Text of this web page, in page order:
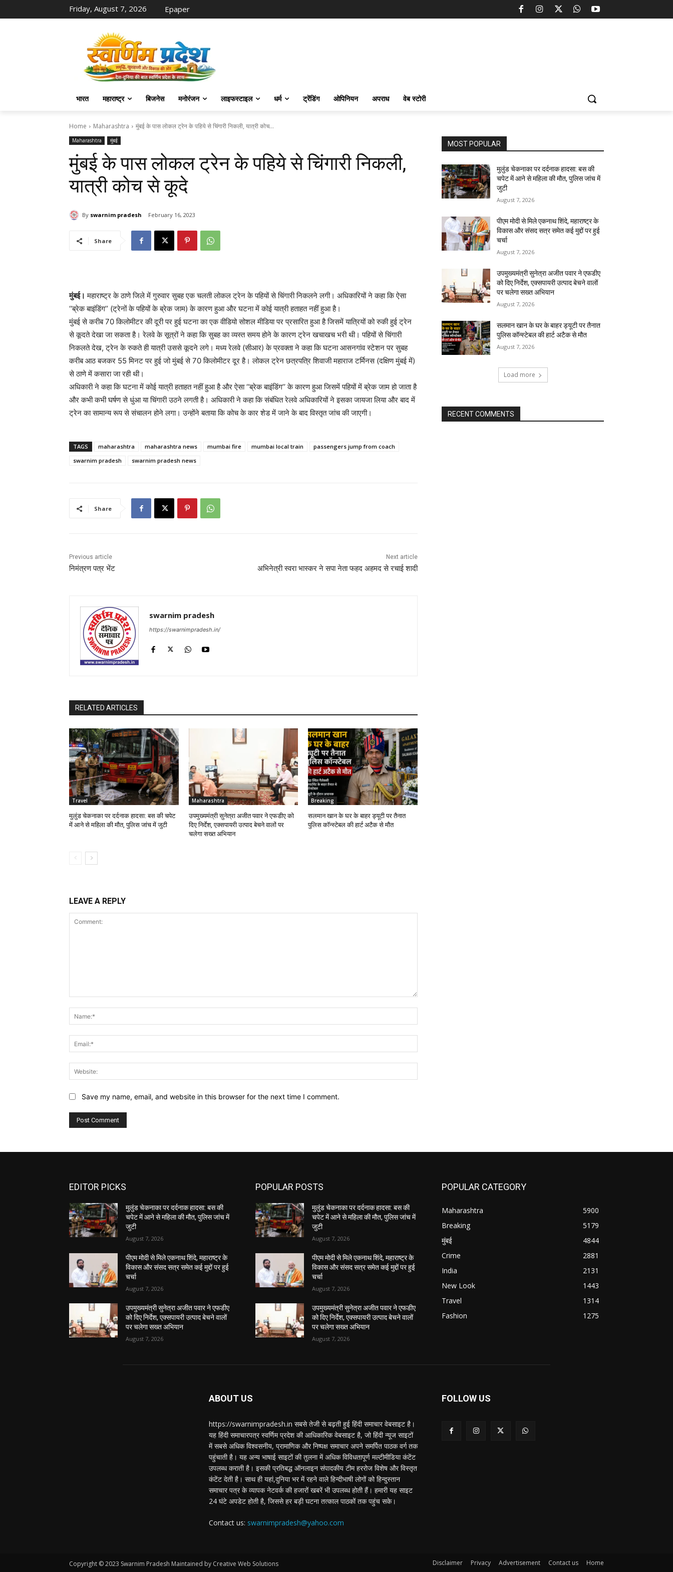
Friday, August 7, 2026 Epaper
भारत महाराष्ट्र बिजनेस मनोरंजन लाइफस्‍टाइल धर्म ट्रेंडिंग ओपिनियन अपराध वेब स्टोरी
Home Maharashtra मुंबई के पास लोकल ट्रेन के पहिये से चिंगारी निकली, यात्री कोच...
Maharashtra मुंबई
मुंबई के पास लोकल ट्रेन के पहिये से चिंगारी निकली,
यात्री कोच से कूदे
By swarnim pradesh February 16, 2023
Share
मुंबई। महाराष्ट्र के ठाणे जिले में गुरुवार सुबह एक चलती लोकल ट्रेन के पहियों से चिंगारी निकलने लगी। अधिकारियों ने कहा कि ऐसा
‘‘ब्रेक बाइंडिंग’’ (ट्रेनों के पहियों के ब्रेक जाम) के कारण हुआ और घटना में कोई यात्री हताहत नहीं हुआ है।
मुंबई से करीब 70 किलोमीटर की दूरी पर हुई घटना का एक वीडियो सोशल मीडिया पर प्रसारित हुआ है जिसमें यात्रियों को रुकी हुई ट्रेन
से कूदते देखा जा सकता है। रेलवे के सूत्रों ने कहा कि सुबह का व्यस्त समय होने के कारण ट्रेन खचाखच भरी थी। पहियों से चिंगारी
निकलते देख, ट्रेन के रुकते ही यात्री उससे कूदने लगे। मध्य रेलवे (सीआर) के प्रवक्ता ने कहा कि घटना आसनगांव स्टेशन पर सुबह
करीब आठ बजकर 55 मिनट पर हुई जो मुंबई से 70 किलोमीटर दूर है। लोकल ट्रेन छत्रपत्रि शिवाजी महाराज टर्मिनस (दक्षिण मुंबई में)
से ठाणे में कसारा जा रही थी।
अधिकारी ने कहा कि घटना में कोई यात्री हताहत नहीं हुआ है और ऐसा ‘‘ब्रेक बाइंडिंग’’ के कारण हुआ जिसमें पहियों में ब्रेक जाम हो जाता है
और कभी कभी घर्षण से धुंआ या चिंगारी उठने लगती है। अधिकारी ने कहा कि संबंधित रेलवे अधिकारियों ने इसका जायजा लिया और बाद में
ट्रेन का सामान्य रूप से संचालन होने लगा। उन्होंने बताया कि कोच के कार शेड में जाने के बाद विस्तृत जांच की जाएगी।
TAGS maharashtra maharashtra news mumbai fire mumbai local train
passengers jump from coach
swarnim pradesh
swarnim pradesh news
Share
Previous article
निमंत्रण पत्र भेंट
Next article
अभिनेत्री स्वरा भास्कर ने सपा नेता फहद अहमद से रचाई शादी
swarnim pradesh
https://swarnimpradesh.in/
RELATED ARTICLES
Travel
मुलुंड चेकनाका पर दर्दनाक हादसा: बस की चपेट
में आने से महिला की मौत, पुलिस जांच में जुटी
Maharashtra
उपमुख्यमंत्री सुनेत्रा अजीत पवार ने एफडीए को
दिए निर्देश, एक्सपायरी उत्पाद बेचने वालों पर
चलेगा सख्त अभियान
Breaking
सलमान खान के घर के बाहर ड्यूटी पर तैनात
पुलिस कॉन्स्टेबल की हार्ट अटैक से मौत
LEAVE A REPLY
Save my name, email, and website in this browser for the next time I comment.
MOST POPULAR
मुलुंड चेकनाका पर दर्दनाक हादसा: बस की
चपेट में आने से महिला की मौत, पुलिस जांच में
जुटी
August 7, 2026
पीएम मोदी से मिले एकनाथ शिंदे, महाराष्ट्र के
विकास और संसद सत्र समेत कई मुद्दों पर हुई
चर्चा
August 7, 2026
उपमुख्यमंत्री सुनेत्रा अजीत पवार ने एफडीए
को दिए निर्देश, एक्सपायरी उत्पाद बेचने वालों
पर चलेगा सख्त अभियान
August 7, 2026
सलमान खान के घर के बाहर ड्यूटी पर तैनात
पुलिस कॉन्स्टेबल की हार्ट अटैक से मौत
August 7, 2026
Load more
RECENT COMMENTS
EDITOR PICKS
मुलुंड चेकनाका पर दर्दनाक हादसा: बस की
चपेट में आने से महिला की मौत, पुलिस जांच में
जुटी
August 7, 2026
पीएम मोदी से मिले एकनाथ शिंदे, महाराष्ट्र के
विकास और संसद सत्र समेत कई मुद्दों पर हुई
चर्चा
August 7, 2026
उपमुख्यमंत्री सुनेत्रा अजीत पवार ने एफडीए
को दिए निर्देश, एक्सपायरी उत्पाद बेचने वालों
पर चलेगा सख्त अभियान
August 7, 2026
POPULAR POSTS
मुलुंड चेकनाका पर दर्दनाक हादसा: बस की
चपेट में आने से महिला की मौत, पुलिस जांच में
जुटी
August 7, 2026
पीएम मोदी से मिले एकनाथ शिंदे, महाराष्ट्र के
विकास और संसद सत्र समेत कई मुद्दों पर हुई
चर्चा
August 7, 2026
उपमुख्यमंत्री सुनेत्रा अजीत पवार ने एफडीए
को दिए निर्देश, एक्सपायरी उत्पाद बेचने वालों
पर चलेगा सख्त अभियान
August 7, 2026
POPULAR CATEGORY
Maharashtra
5900
Breaking
5179
मुंबई
4844
Crime
2881
India
2131
New Look
1443
Travel
1314
Fashion
1275
ABOUT US
https://swarnimpradesh.in सबसे तेजी से बढ़ती हुई हिंदी समाचार वेबसाइट है।
यह हिंदी समाचारपत्र स्वर्णिम प्रदेश की आधिकारिक वेबसाइट है, जो हिंदी न्यूज साइटों
में सबसे अधिक विश्वसनीय, प्रामाणिक और निष्पक्ष समाचार अपने समर्पित पाठक वर्ग तक
पहुंचाती है। यह अन्य भाषाई साइटों की तुलना में अधिक विविधतापूर्ण मल्टीमीडिया कंटेंट
उपलब्ध कराती है। इसकी प्रतिबद्ध ऑनलाइन संपादकीय टीम हररोज विशेष और विस्तृत
कंटेंट देती है। साथ ही यहां,दुनिया भर में रहने वाले हिन्दीभाषी लोगों को हिन्दुस्तान
समाचार पत्र के व्यापक नेटवर्क की हजारों खबरें भी उपलब्ध होती हैं। हमारी यह साइट
24 घंटे अपडेट होती है, जिससे हर बड़ी घटना तत्काल पाठकों तक पहुंच सके।
Contact us: swarnimpradesh@yahoo.com
FOLLOW US
Copyright © 2023 Swarnim Pradesh Maintained by Creative Web Solutions Disclaimer Privacy Advertisement Contact us Home